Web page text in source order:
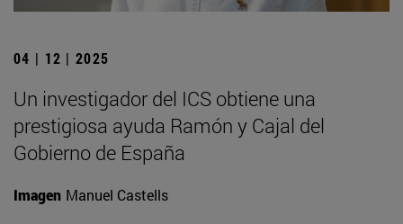
04 | 12 | 2025
Un investigador del ICS obtiene una
prestigiosa ayuda Ramón y Cajal del
Gobierno de España
Imagen Manuel Castells